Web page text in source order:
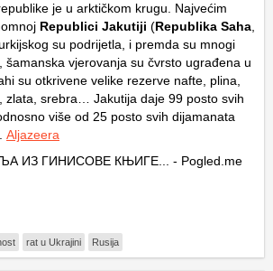
je u arktičkom krugu. Najvećim
Republici Jakutiji (Republika Saha,
su podrijetla, i premda su mnogi
šamanska vjerovanja su čvrsto ugrađena u
su otkrivene velike rezerve nafte, plina,
zlata, srebra… Jakutija daje 99 posto svih
više od 25 posto svih dijamanata
Aljazeera
rat u Ukrajini Rusija